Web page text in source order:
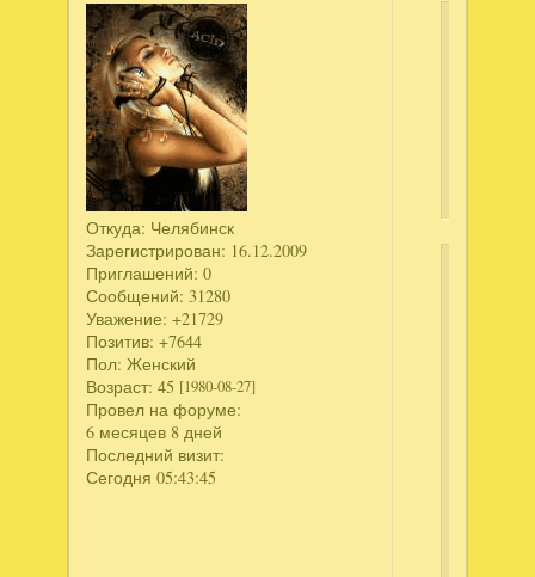
Откуда: Челябинск
Зарегистрирован: 16.12.2009
Приглашений: 0
Сообщений: 31280
Уважение: +21729
Позитив: +7644
Пол: Женский
Возраст: 45 [1980-08-27]
Провел на форуме:
6 месяцев 8 дней
Последний визит:
Сегодня 05:43:45